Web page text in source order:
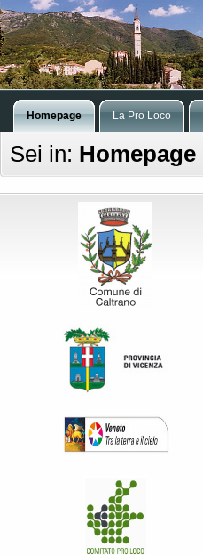
Homepage La Pro Loco
Sei in: Homepage